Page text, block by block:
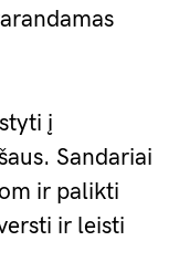
į
Sandariai
ir palikti
ir leisti